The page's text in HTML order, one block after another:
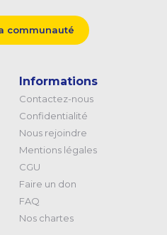
communauté
Informations
Contactez-nous
Confidentialité
Nous rejoindre
Mentions légales
CGU
Faire un don
FAQ
Nos chartes